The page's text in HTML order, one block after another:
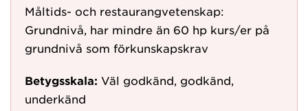
Måltids- och restaurangvetenskap:
Grundnivå, har mindre än 60 hp kurs/er på
grundnivå som förkunskapskrav
Betygsskala: Väl godkänd, godkänd,
underkänd